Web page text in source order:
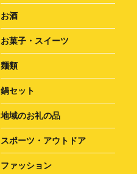
お酒
お菓子・スイーツ
麺類
鍋セット
地域のお礼の品
スポーツ・アウトドア
ファッション